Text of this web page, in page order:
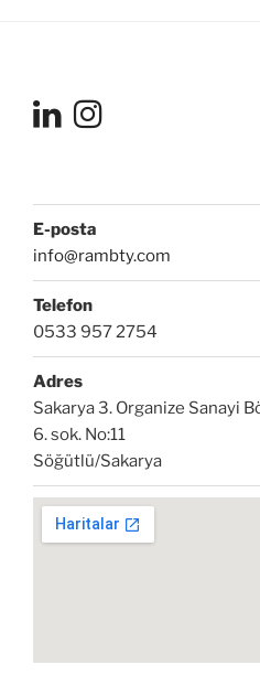
E-posta
info@rambty.com
Telefon
0533 957 2754
Adres
Sakarya 3. Organize Sanayi
6. sok. No:11
Söğütlü/Sakarya